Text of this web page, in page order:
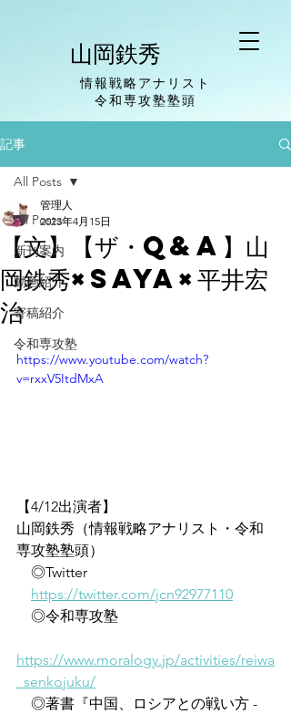
山岡鉄秀
情報戦略アナリスト
​令和専攻塾塾頭
記事
All Posts
新刊案内
動画紹介
寄稿紹介
令和専攻塾
All Posts
【文】【ザ・Q&A】山
岡鉄秀×saya×平井宏
治
管理人
2023年4月15日
https://www.youtube.com/watch?
v=rxxV5ItdMxA
【4/12出演者】
山岡鉄秀（情報戦略アナリスト・令和
専攻塾塾頭）
◎Twitter
https://twitter.com/jcn92977110
◎令和専攻塾
https://www.moralogy.jp/activities/reiwa
_senkojuku/
◎著書『中国、ロシアとの戦い方 -